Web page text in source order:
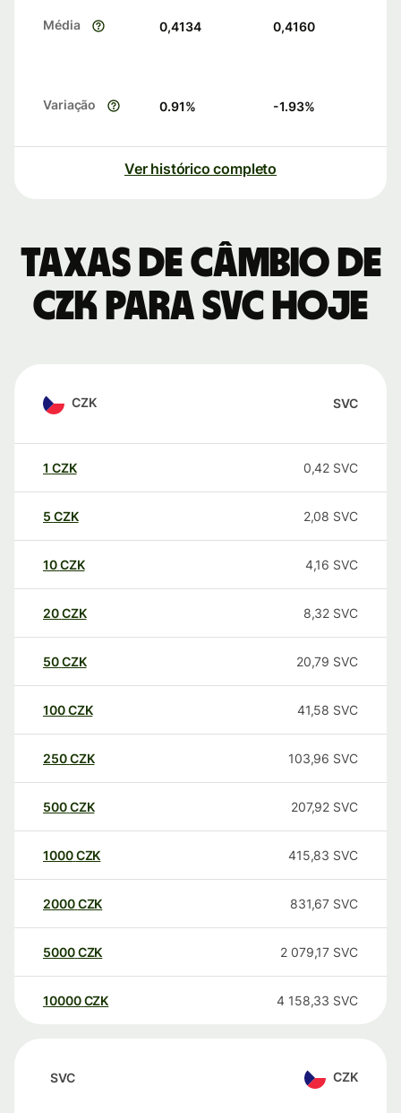
Média 0,4134 0,4160
Variação 0.91% -1.93%
Ver histórico completo
Taxas de câmbio de
CZK para SVC hoje
CZK SVC
1 CZK 0,42 SVC
5 CZK 2,08 SVC
10CZK 4,16 SVC
20CZK 8,32 SVC
50CZK 20,79 SVC
100CZK 41,58 SVC
250CZK 103,96 SVC
500CZK 207,92 SVC
1000CZK 415,83 SVC
2000CZK 831,67 SVC
5000CZK 2 079,17 SVC
10000 CZK 4 158,33 SVC
SVC CZK